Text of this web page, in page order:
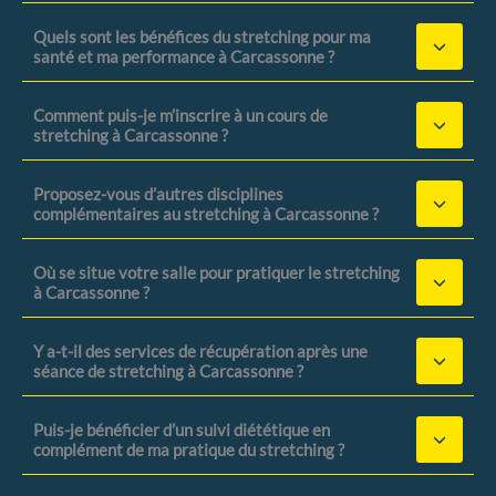
Quels sont les bénéfices du stretching pour ma
santé et ma performance à Carcassonne ?
Comment puis-je m’inscrire à un cours de
stretching à Carcassonne ?
Proposez-vous d’autres disciplines
complémentaires au stretching à Carcassonne ?
Où se situe votre salle pour pratiquer le stretching
à Carcassonne ?
Y a-t-il des services de récupération après une
séance de stretching à Carcassonne ?
Puis-je bénéficier d’un suivi diététique en
complément de ma pratique du stretching ?